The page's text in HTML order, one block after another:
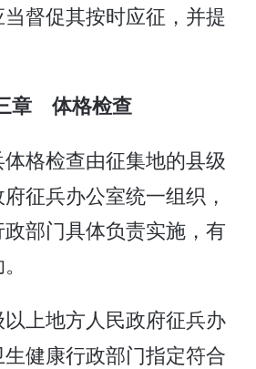
督促其按时应征，并提
章 体格检查
格检查由征集地的县级
征兵办公室统一组织，
部门具体负责实施，有
上地方人民政府征兵办
健康行政部门指定符合